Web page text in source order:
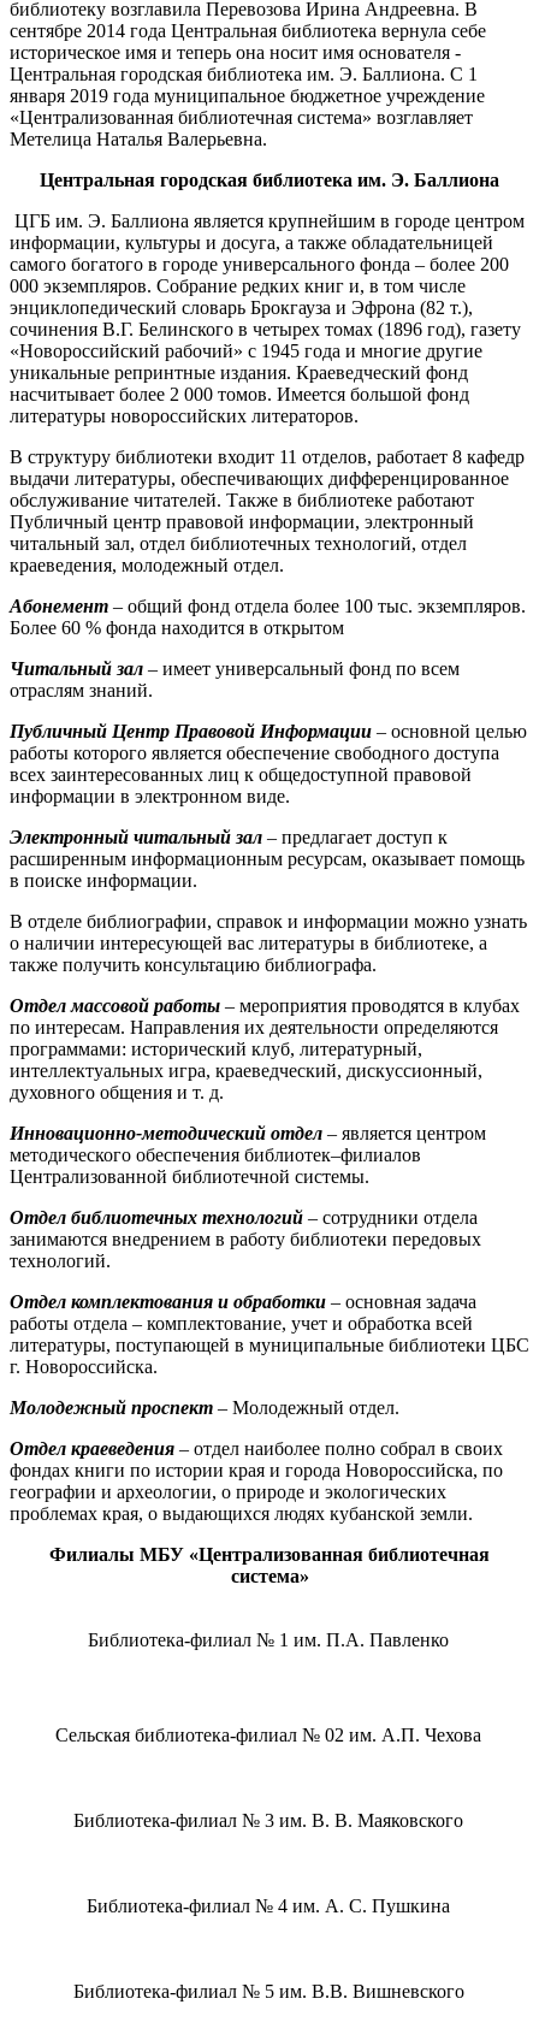
библиотеку возглавила Перевозова Ирина Андреевна. В
сентябре 2014 года Центральная библиотека вернула себе
историческое имя и теперь она носит имя основателя -
Центральная городская библиотека им. Э. Баллиона. С 1
января 2019 года муниципальное бюджетное учреждение
«Централизованная библиотечная система» возглавляет
Метелица Наталья Валерьевна.
Центральная городская библиотека им. Э. Баллиона
ЦГБ им. Э. Баллиона является крупнейшим в городе центром
информации, культуры и досуга, а также обладательницей
самого богатого в городе универсального фонда – более 200
000 экземпляров. Собрание редких книг и, в том числе
энциклопедический словарь Брокгауза и Эфрона (82 т.),
сочинения В.Г. Белинского в четырех томах (1896 год), газету
«Новороссийский рабочий» с 1945 года и многие другие
уникальные репринтные издания. Краеведческий фонд
насчитывает более 2 000 томов. Имеется большой фонд
литературы новороссийских литераторов.
В структуру библиотеки входит 11 отделов, работает 8 кафедр
выдачи литературы, обеспечивающих дифференцированное
обслуживание читателей. Также в библиотеке работают
Публичный центр правовой информации, электронный
читальный зал, отдел библиотечных технологий, отдел
краеведения, молодежный отдел.
Абонемент – общий фонд отдела более 100 тыс. экземпляров.
Более 60 % фонда находится в открытом
Читальный зал – имеет универсальный фонд по всем
отраслям знаний.
Публичный Центр Правовой Информации – основной целью
работы которого является обеспечение свободного доступа
всех заинтересованных лиц к общедоступной правовой
информации в электронном виде.
Электронный читальный зал – предлагает доступ к
расширенным информационным ресурсам, оказывает помощь
в поиске информации.
В отделе библиографии, справок и информации можно узнать
о наличии интересующей вас литературы в библиотеке, а
также получить консультацию библиографа.
Отдел массовой работы – мероприятия проводятся в клубах
по интересам. Направления их деятельности определяются
программами: исторический клуб, литературный,
интеллектуальных игра, краеведческий, дискуссионный,
духовного общения и т. д.
Инновационно-методический отдел – является центром
методического обеспечения библиотек–филиалов
Централизованной библиотечной системы.
Отдел библиотечных технологий – сотрудники отдела
занимаются внедрением в работу библиотеки передовых
технологий.
Отдел комплектования и обработки – основная задача
работы отдела – комплектование, учет и обработка всей
литературы, поступающей в муниципальные библиотеки ЦБС
г. Новороссийска.
Молодежный проспект – Молодежный отдел.
Отдел краеведения – отдел наиболее полно собрал в своих
фондах книги по истории края и города Новороссийска, по
географии и археологии, о природе и экологических
проблемах края, о выдающихся людях кубанской земли.
Филиалы МБУ «Централизованная библиотечная
система»
Библиотека-филиал № 1 им. П.А. Павленко
Сельская библиотека-филиал № 02 им. А.П. Чехова
Библиотека-филиал № 3 им. В. В. Маяковского
Библиотека-филиал № 4 им. А. С. Пушкина
Библиотека-филиал № 5 им. В.В. Вишневского